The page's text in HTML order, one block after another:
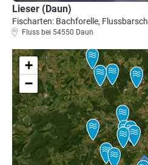
Lieser (Daun)
Fischarten: Bachforelle, Flussbarsch
Fluss bei 54550 Daun
+
−